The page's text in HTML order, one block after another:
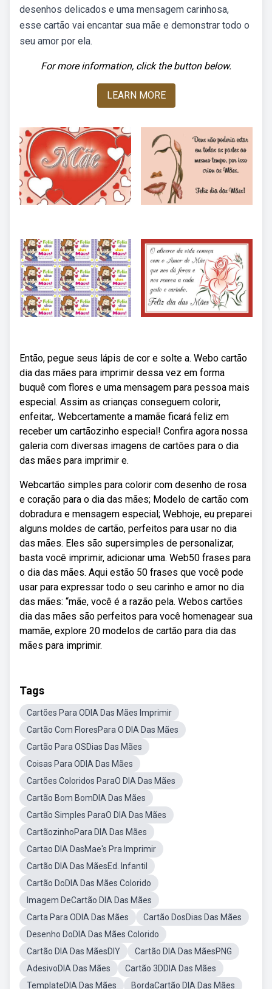
desenhos delicados e uma mensagem carinhosa,
esse cartão vai encantar sua mãe e demonstrar todo o
seu amor por ela.
For more information, click the button below.
LEARN MORE
Então, pegue seus lápis de cor e solte a. Webo cartão
dia das mães para imprimir dessa vez em forma
buquê com flores e uma mensagem para pessoa mais
especial. Assim as crianças conseguem colorir,
enfeitar,. Webcertamente a mamãe ficará feliz em
receber um cartãozinho especial! Confira agora nossa
galeria com diversas imagens de cartões para o dia
das mães para imprimir e.
Webcartão simples para colorir com desenho de rosa
e coração para o dia das mães; Modelo de cartão com
dobradura e mensagem especial; Webhoje, eu preparei
alguns moldes de cartão, perfeitos para usar no dia
das mães. Eles são supersimples de personalizar,
basta você imprimir, adicionar uma. Web50 frases para
o dia das mães. Aqui estão 50 frases que você pode
usar para expressar todo o seu carinho e amor no dia
das mães: “mãe, você é a razão pela. Webos cartões
dia das mães são perfeitos para você homenagear sua
mamãe, explore 20 modelos de cartão para dia das
mães para imprimir.
Tags
Cartões Para ODIA Das Mães Imprimir
Cartão Com FloresPara O DIA Das Mães
Cartão Para OSDias Das Mães
Coisas Para ODIA Das Mães
Cartões Coloridos ParaO DIA Das Mães
Cartão Bom BomDIA Das Mães
Cartão Simples ParaO DIA Das Mães
CartãozinhoPara DIA Das Mães
Cartao DIA DasMae's Pra Imprimir
Cartão DIA Das MãesEd. Infantil
Cartão DoDIA Das Mães Colorido
Imagem DeCartão DIA Das Mães
Carta Para ODIA Das Mães
Cartão DosDias Das Mães
Desenho DoDIA Das Mães Colorido
Cartão DIA Das MãesDIY
Cartão DIA Das MãesPNG
AdesivoDIA Das Mães
Cartão 3DDIA Das Mães
TemplateDIA Das Mães
BordaCartão DIA Das Mães